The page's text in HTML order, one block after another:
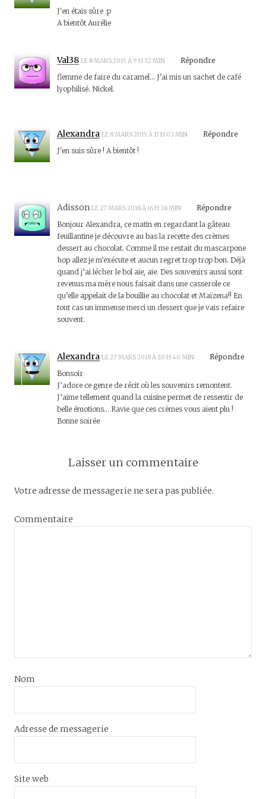
J'en étais sûre :p
A bientôt Aurélie
Val38 LE 8 MARS 2015 À 9 H 32 MIN
Répondre
flemme de faire du caramel… J'ai mis un sachet de café
lyophilisé. Nickel.
Alexandra LE 8 MARS 2015 À 17 H 03 MIN
Répondre
J'en suis sûre ! A bientôt !
Adisson LE 27 MARS 2018 À 16 H 38 MIN
Répondre
Bonjour Alexandra, ce matin en regardant la gâteau
feuillantine je découvre au bas la recette des crèmes
dessert au chocolat. Comme il me restait du mascarpone
hop allez je m’exécute et aucun regret trop trop bon. Déjà
quand j’ai lécher le bol aie, aie. Des souvenirs aussi sont
revenus ma mère nous faisait dans une casserole ce
qu’elle appelait de la bouillie au chocolat et Maïzena!! En
tout cas un immense merci un dessert que je vais refaire
souvent.
Alexandra LE 27 MARS 2018 À 20 H 40 MIN
Répondre
Bonsoir
J’adore ce genre de récit où les souvenirs remontent.
J’aime tellement quand la cuisine permet de ressentir de
belle émotions… Ravie que ces crèmes vous aient plu !
Bonne soirée
Laisser un commentaire
Votre adresse de messagerie ne sera pas publiée.
Commentaire
Nom
Adresse de messagerie
Site web